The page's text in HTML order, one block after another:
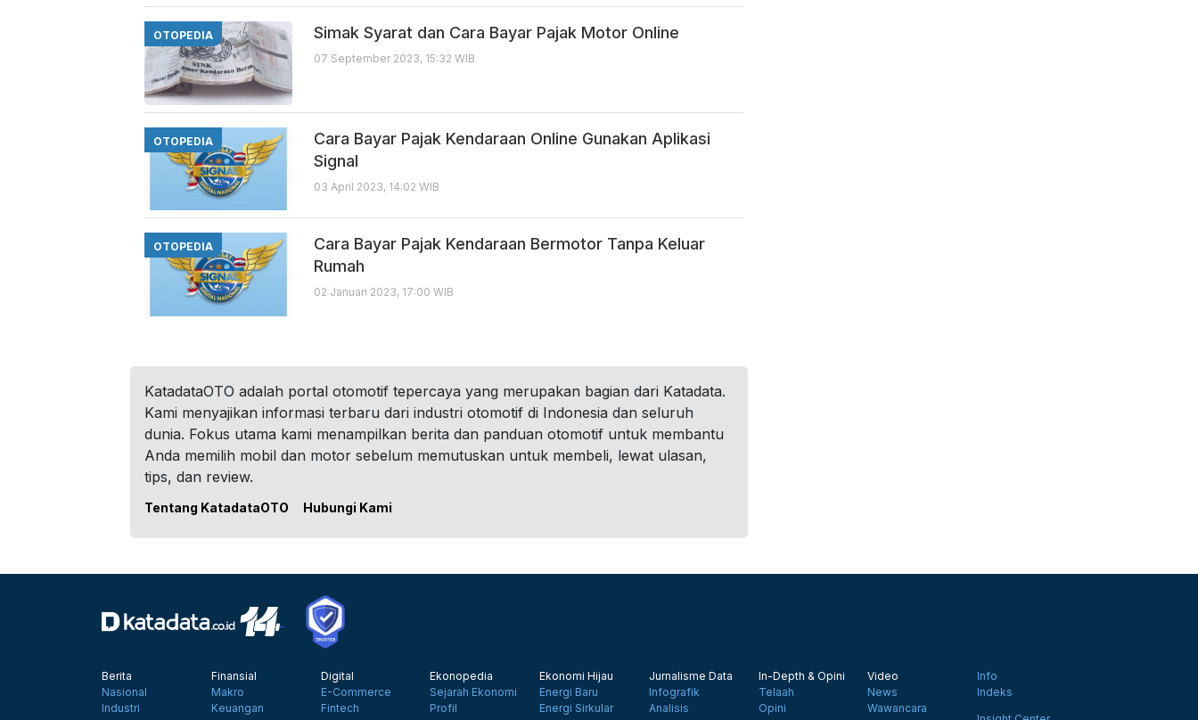
OTOPEDIA Simak Syarat dan Cara Bayar Pajak Motor Online
07 September 2023, 15:32 WIB
OTOPEDIA
Cara Bayar Pajak Kendaraan Online Gunakan Aplikasi
Signal
03 April 2023, 14:02 WIB
OTOPEDIA
Cara Bayar Pajak Kendaraan Bermotor Tanpa Keluar
Rumah
02 Januari 2023, 17:00 WIB
KatadataOTO adalah portal otomotif tepercaya yang merupakan bagian dari Katadata.
Kami menyajikan informasi terbaru dari industri otomotif di Indonesia dan seluruh
dunia. Fokus utama kami menampilkan berita dan panduan otomotif untuk membantu
Anda memilih mobil dan motor sebelum memutuskan untuk membeli, lewat ulasan,
tips, dan review.
Tentang KatadataOTO Hubungi Kami
Berita
Nasional
Industri
Finansial
Makro
Keuangan
Digital
E-Commerce
Fintech
Ekonopedia
Sejarah Ekonomi
Profil
Ekonomi Hijau
Energi Baru
Energi Sirkular
Jurnalisme Data
Infografik
Analisis
In-Depth & Opini
Telaah
Opini
Video
News
Wawancara
Info
Indeks